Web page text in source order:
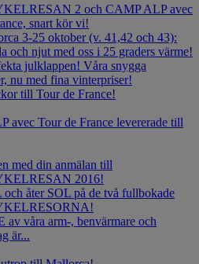
2 och CAMP ALP avec
snart kör vi!
3-25 oktober (v. 41,42 och 43):
och njut med oss i 25 graders värme!
julklappen! Våra snygga
nu med fina vinterpriser!
till Tour de France!
avec Tour de France levererade till
med din anmälan till
2016!
åter SOL på de två fullbokade
våra arm-, benvärmare och
är...